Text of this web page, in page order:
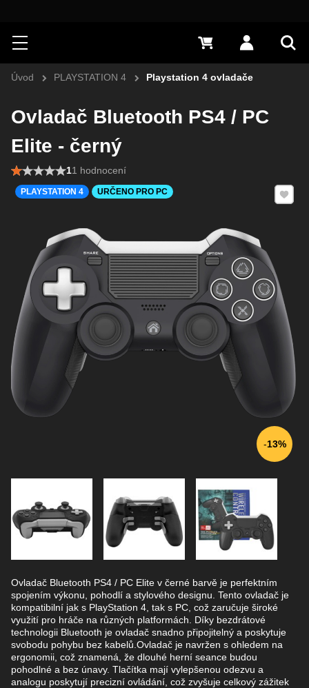
Hledat
Menu Přihlásit
0 Kč
Úvod PLAYSTATION 4 Playstation 4 ovladače
Ovladač Bluetooth PS4 / PC
Elite - černý
Ovladač Bluetooth PS4 / PC Elite v černé barvě je perfektním
spojením výkonu, pohodlí a stylového designu. Tento ovladač je
kompatibilní jak s PlayStation 4, tak s PC, což zaručuje široké
využití pro hráče na různých platformách. Díky bezdrátové
technologii Bluetooth je ovladač snadno připojitelný a poskytuje
svobodu pohybu bez kabelů.Ovladač je navržen s ohledem na
ergonomii, což znamená, že dlouhé herní seance budou
pohodlné a bez únavy. Tlačítka mají vylepšenou odezvu a
analogu poskytují precizní ovládání, což zvyšuje celkový zážitek
11 hodnocení
13%
Přidat
PLAYSTATION 4 URČENO PRO PC